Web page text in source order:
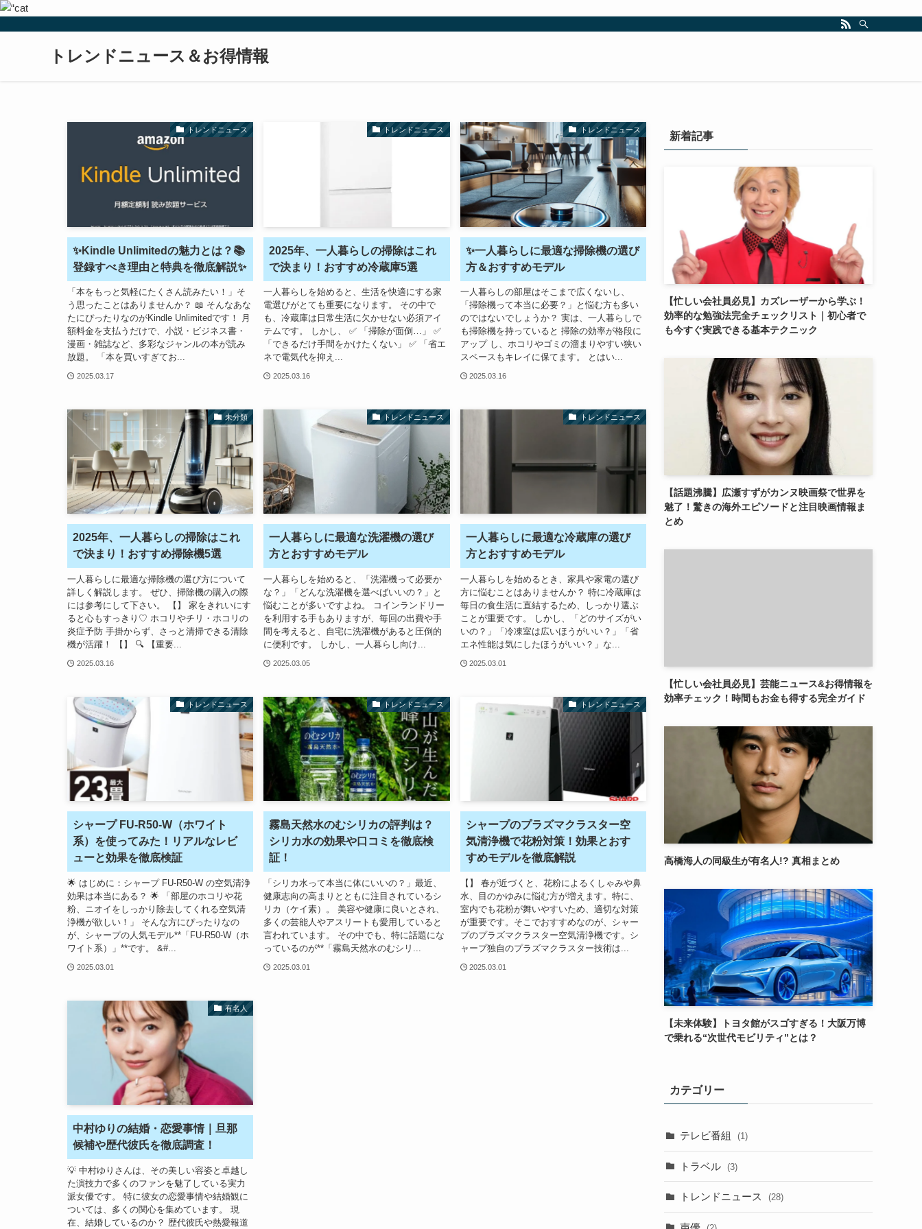
トレンドニュース＆お得情報
トレンドニュース
✨Kindle Unlimitedの魅力とは？📚
登録すべき理由と特典を徹底解説✨
「本をもっと気軽にたくさん読みたい！」そ
う思ったことはありませんか？ 📖 そんなあな
たにぴったりなのがKindle Unlimitedです！ 月
額料金を支払うだけで、小説・ビジネス書・
漫画・雑誌など、多彩なジャンルの本が読み
放題。 「本を買いすぎてお...
2025.03.17
トレンドニュース
2025年、一人暮らしの掃除はこれ
で決まり！おすすめ冷蔵庫5選
一人暮らしを始めると、生活を快適にする家
電選びがとても重要になります。 その中で
も、冷蔵庫は日常生活に欠かせない必須アイ
テムです。 しかし、 ✅ 「掃除が面倒…」 ✅
「できるだけ手間をかけたくない」 ✅ 「省エ
ネで電気代を抑え...
2025.03.16
トレンドニュース
✨一人暮らしに最適な掃除機の選び
方＆おすすめモデル
一人暮らしの部屋はそこまで広くないし、
「掃除機って本当に必要？」と悩む方も多い
のではないでしょうか？ 実は、一人暮らしで
も掃除機を持っていると 掃除の効率が格段に
アップ し、ホコリやゴミの溜まりやすい狭い
スペースもキレイに保てます。 とはい...
2025.03.16
未分類
2025年、一人暮らしの掃除はこれ
で決まり！おすすめ掃除機5選
一人暮らしに最適な掃除機の選び方について
詳しく解説します。 ぜひ、掃除機の購入の際
には参考にして下さい。 【】 家をきれいにす
ると心もすっきり♡ ホコリやチリ・ホコリの
炎症予防 手掛からず、さっと清掃できる清除
機が活躍！ 【】 🔍 【重要...
2025.03.16
トレンドニュース
一人暮らしに最適な洗濯機の選び
方とおすすめモデル
一人暮らしを始めると、「洗濯機って必要か
な？」「どんな洗濯機を選べばいいの？」と
悩むことが多いですよね。 コインランドリー
を利用する手もありますが、毎回の出費や手
間を考えると、自宅に洗濯機があると圧倒的
に便利です。 しかし、一人暮らし向け...
2025.03.05
トレンドニュース
一人暮らしに最適な冷蔵庫の選び
方とおすすめモデル
一人暮らしを始めるとき、家具や家電の選び
方に悩むことはありませんか？ 特に冷蔵庫は
毎日の食生活に直結するため、しっかり選ぶ
ことが重要です。 しかし、「どのサイズがい
いの？」「冷凍室は広いほうがいい？」「省
エネ性能は気にしたほうがいい？」な...
2025.03.01
トレンドニュース
シャープ FU-R50-W（ホワイト
系）を使ってみた！リアルなレビ
ューと効果を徹底検証
🌟 はじめに：シャープ FU-R50-W の空気清浄
効果は本当にある？ 🌟 「部屋のホコリや花
粉、ニオイをしっかり除去してくれる空気清
浄機が欲しい！」 そんな方にぴったりなの
が、シャープの人気モデル**「FU-R50-W（ホ
ワイト系）」**です。 &#...
2025.03.01
トレンドニュース
霧島天然水のむシリカの評判は？
シリカ水の効果や口コミを徹底検
証！
「シリカ水って本当に体にいいの？」最近、
健康志向の高まりとともに注目されているシ
リカ（ケイ素）。 美容や健康に良いとされ、
多くの芸能人やアスリートも愛用していると
言われています。 その中でも、特に話題にな
っているのが**「霧島天然水のむシリ...
2025.03.01
トレンドニュース
シャープのプラズマクラスター空
気清浄機で花粉対策！効果とおす
すめモデルを徹底解説
【】 春が近づくと、花粉によるくしゃみや鼻
水、目のかゆみに悩む方が増えます。特に、
室内でも花粉が舞いやすいため、適切な対策
が重要です。そこでおすすめなのが、シャー
プのプラズマクラスター空気清浄機です。シ
ャープ独自のプラズマクラスター技術は...
2025.03.01
有名人
中村ゆりの結婚・恋愛事情｜旦那
候補や歴代彼氏を徹底調査！
💡 中村ゆりさんは、その美しい容姿と卓越し
た演技力で多くのファンを魅了している実力
派女優です。 特に彼女の恋愛事情や結婚観に
ついては、多くの関心を集めています。 現
在、結婚しているのか？ 歴代彼氏や熱愛報道
新着記事
【忙しい会社員必見】カズレーザーから学ぶ！
効率的な勉強法完全チェックリスト｜初心者で
も今すぐ実践できる基本テクニック
【話題沸騰】広瀬すずがカンヌ映画祭で世界を
魅了！驚きの海外エピソードと注目映画情報ま
とめ
【忙しい会社員必見】芸能ニュース&お得情報を
効率チェック！時間もお金も得する完全ガイド
高橋海人の同級生が有名人!? 真相まとめ
【未来体験】トヨタ館がスゴすぎる！大阪万博
で乗れる“次世代モビリティ”とは？
カテゴリー
テレビ番組 (1)
トラベル (3)
トレンドニュース (28)